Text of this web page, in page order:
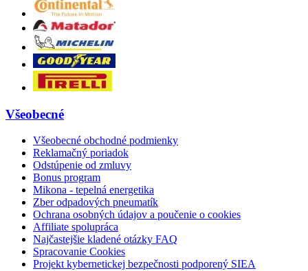
Všeobecné
Všeobecné obchodné podmienky
Reklamačný poriadok
Odstúpenie od zmluvy
Bonus program
Mikona - tepelná energetika
Zber odpadových pneumatík
Ochrana osobných údajov a poučenie o cookies
Affiliate spolupráca
Najčastejšie kladené otázky FAQ
Spracovanie Cookies
Projekt kybernetickej bezpečnosti podporený SIEA